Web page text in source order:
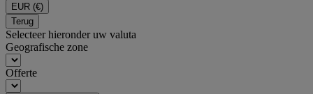
EUR (€)
Terug
Selecteer hieronder uw valuta
Geografische zone
Offerte